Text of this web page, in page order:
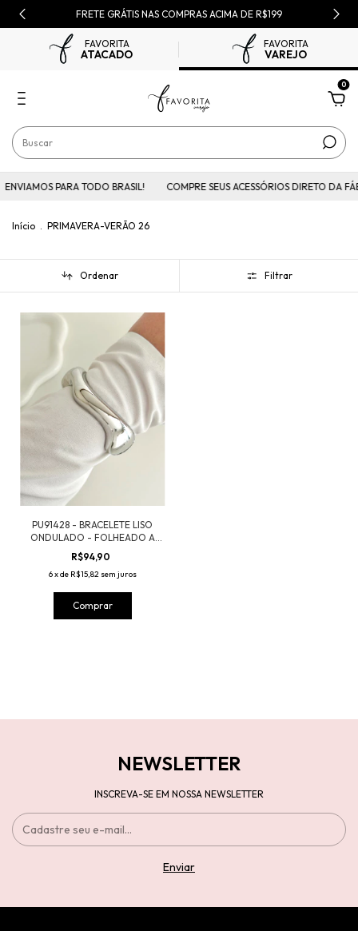
FRETE GRÁTIS NAS COMPRAS ACIMA DE R$199
FAVORITA
ATACADO
FAVORITA
VAREJO
0
PARA TODO BRASIL! COMPRE SEUS ACESSÓRIOS DIRETO DA
Início . PRIMAVERA-VERÃO 26
Ordenar Filtrar
PU91428 - BRACELETE LISO
ONDULADO - FOLHEADO A
PRATA 925
R$94,90
6xde R$15,82 sem juros
NEWSLETTER
INSCREVA-SE EM NOSSA NEWSLETTER